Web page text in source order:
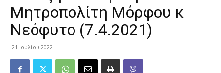
Μητροπολίτη Μόρφου κ
Νεόφυτο (7.4.2021)
21 Ιουλίου 2022